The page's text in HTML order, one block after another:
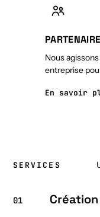
Nous
entreprise
En savoir
SERVICES
01